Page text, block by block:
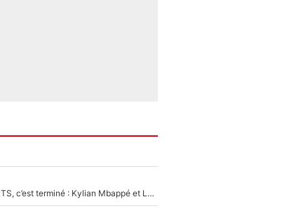
La Liga sur beIN SPORTS, c’est terminé : Kylian Mbappé et Lamine Yamal changent de chaîne, «le moment était venu d'ouvrir un nouveau chapitre»